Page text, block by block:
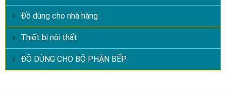
Đồ dùng cho nhà hàng
Thiết bị nội thất
ĐỒ DÙNG CHO BỘ PHẬN BẾP